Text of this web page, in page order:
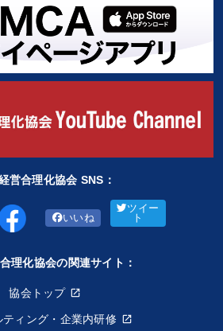
営合理化協会 SNS：
いいね
ツイー
ト
理化協会の関連サイト：
協会トップ
ティング・企業内研修